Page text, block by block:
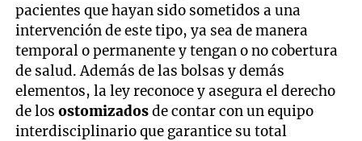
pacientes que hayan sido sometidos a una
intervención de este tipo, ya sea de manera
temporal o permanente y tengan o no cobertura
de salud. Además de las bolsas y demás
elementos, la ley reconoce y asegura el derecho
de losostomizadosde contar con un equipo
interdisciplinario que garantice su total